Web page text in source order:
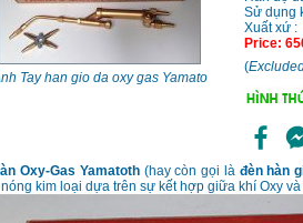
Tay han gio da oxy gas Yamato
Sử dụng
Xuất xứ :
Price:
(
Oxy-Gas Yamatoth(hay còn gọi là đèn hàn
kim loại dựa trên sự kết hợp giữa khí Oxy